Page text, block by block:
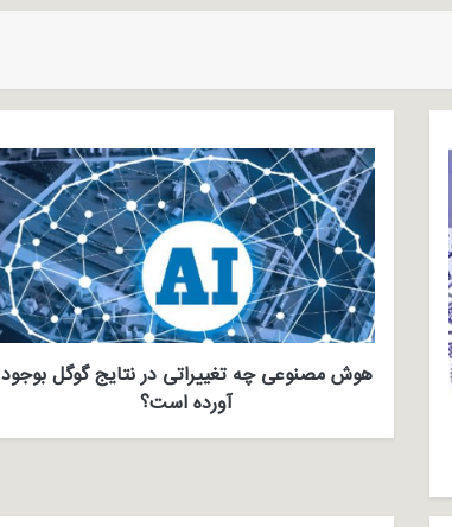
هوش مصنوعی چه تغییراتی در نتایج گوگل بوجود
آورده است؟